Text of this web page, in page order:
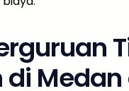
di